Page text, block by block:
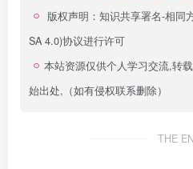
版权声明： 知识共享署名-相同
SA 4.0)协议进行许可
本站资源仅供个人学习交流,转
始出处,（如有侵权联系删除）
THE